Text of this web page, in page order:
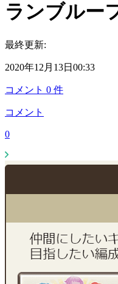
ランブルー
最終更新:
2020年12月13日00:33
コメント 0 件
コメント
0